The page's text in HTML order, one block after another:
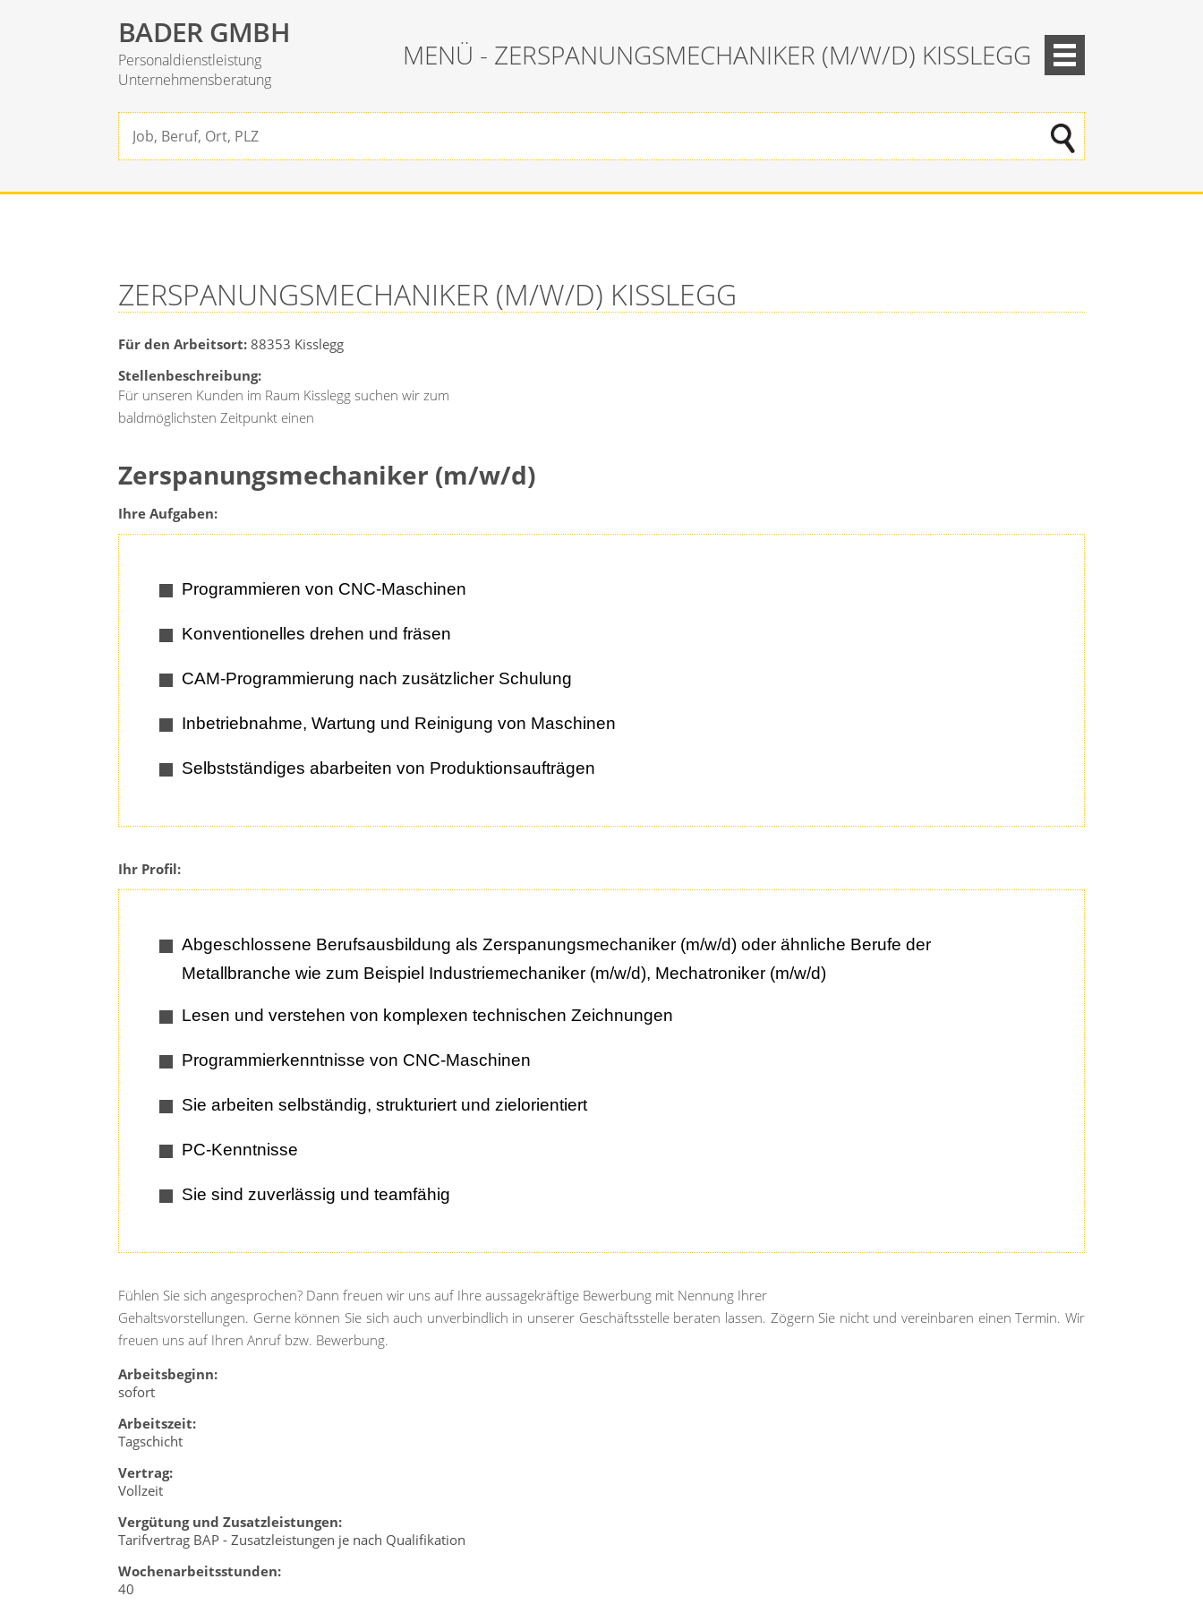
BADER GMBH
Personaldienstleistung
Unternehmensberatung
MENÜ - ZERSPANUNGSMECHANIKER (M/W/D) KISSLEGG
ZERSPANUNGSMECHANIKER (M/W/D) KISSLEGG
Für den Arbeitsort: 88353 Kisslegg
Stellenbeschreibung:
Für unseren Kunden im Raum Kisslegg suchen wir zum
baldmöglichsten Zeitpunkt einen
Zerspanungsmechaniker (m/w/d)
Ihre Aufgaben:
Programmieren von CNC-Maschinen
Konventionelles drehen und fräsen
CAM-Programmierung nach zusätzlicher Schulung
Inbetriebnahme, Wartung und Reinigung von Maschinen
Selbstständiges abarbeiten von Produktionsaufträgen
Ihr Profil:
Abgeschlossene Berufsausbildung als Zerspanungsmechaniker (m/w/d) oder ähnliche Berufe der
Metallbranche wie zum Beispiel Industriemechaniker (m/w/d), Mechatroniker (m/w/d)
Lesen und verstehen von komplexen technischen Zeichnungen
Programmierkenntnisse von CNC-Maschinen
Sie arbeiten selbständig, strukturiert und zielorientiert
PC-Kenntnisse
Sie sind zuverlässig und teamfähig
Fühlen Sie sich angesprochen? Dann freuen wir uns auf Ihre aussagekräftige Bewerbung mit Nennung Ihrer
Gehaltsvorstellungen. Gerne können Sie sich auch unverbindlich in unserer Geschäftsstelle beraten lassen. Zögern Sie nicht und vereinbaren einen Termin. Wir
freuen uns auf Ihren Anruf bzw. Bewerbung.
Arbeitsbeginn:
sofort
Arbeitszeit:
Tagschicht
Vertrag:
Vollzeit
Vergütung und Zusatzleistungen:
Tarifvertrag BAP - Zusatzleistungen je nach Qualifikation
Wochenarbeitsstunden:
40